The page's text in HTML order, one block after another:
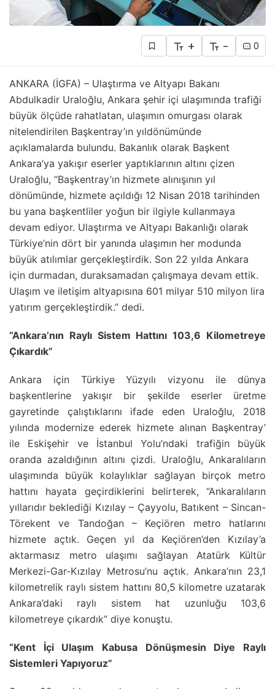
+ - 0
ANKARA (İGFA) – Ulaştırma ve Altyapı Bakanı
Abdulkadir Uraloğlu, Ankara şehir içi ulaşımında trafiği
büyük ölçüde rahatlatan, ulaşımın omurgası olarak
nitelendirilen Başkentray’ın yıldönümünde
açıklamalarda bulundu. Bakanlık olarak Başkent
Ankara’ya yakışır eserler yaptıklarının altını çizen
Uraloğlu, “Başkentray’ın hizmete alınışının yıl
dönümünde, hizmete açıldığı 12 Nisan 2018 tarihinden
bu yana başkentliler yoğun bir ilgiyle kullanmaya
devam ediyor. Ulaştırma ve Altyapı Bakanlığı olarak
Türkiye’nin dört bir yanında ulaşımın her modunda
büyük atılımlar gerçekleştirdik. Son 22 yılda Ankara
için durmadan, duraksamadan çalışmaya devam ettik.
Ulaşım ve iletişim altyapısına 601 milyar 510 milyon lira
yatırım gerçekleştirdik.” dedi.
“Ankara’nın Raylı Sistem Hattını 103,6 Kilometreye
Çıkardık”
Ankara için Türkiye Yüzyılı vizyonu ile dünya
başkentlerine yakışır bir şekilde eserler üretme
gayretinde çalıştıklarını ifade eden Uraloğlu, 2018
yılında modernize ederek hizmete alınan Başkentray’
ile Eskişehir ve İstanbul Yolu’ndaki trafiğin büyük
oranda azaldığının altını çizdi. Uraloğlu, Ankaralıların
ulaşımında büyük kolaylıklar sağlayan birçok metro
hattını hayata geçirdiklerini belirterek, “Ankaralıların
yıllarıdır beklediği Kızılay – Çayyolu, Batıkent – Sincan-
Törekent ve Tandoğan – Keçiören metro hatlarını
hizmete açtık. Geçen yıl da Keçiören’den Kızılay’a
aktarmasız metro ulaşımı sağlayan Atatürk Kültür
Merkezi-Gar-Kızılay Metrosu’nu açtık. Ankara’nın 23,1
kilometrelik raylı sistem hattını 80,5 kilometre uzatarak
Ankara’daki raylı sistem hat uzunluğu 103,6
kilometreye çıkardık” diye konuştu.
“Kent İçi Ulaşım Kabusa Dönüşmesin Diye Raylı
Sistemleri Yapıyoruz”